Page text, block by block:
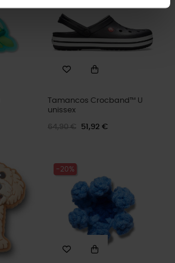
Tamancos Crocband™ U
unissex
64,90 € 51,92 €
-20%